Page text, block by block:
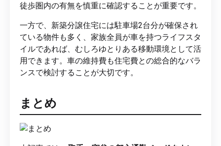
徒歩圏内の有無を慎重に確認することが重要です。
一方で、新築分譲住宅には駐車場2台分が確保され
ている物件も多く、家族全員が車を持つライフスタ
イルであれば、むしろゆとりある移動環境として活
用できます。車の維持費も住宅費との総合的なバラ
ンスで検討することが大切です。
まとめ